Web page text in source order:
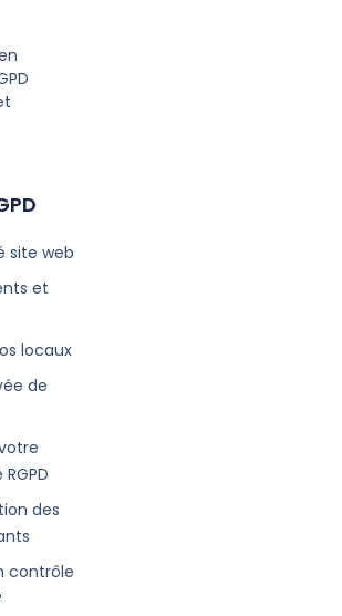
site web
et
locaux
de
des
contrôle